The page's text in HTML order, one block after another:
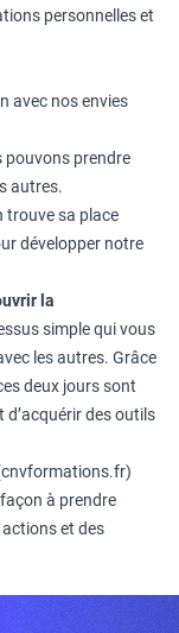
personnelles et
avec nos envies
pouvons prendre
autres.
trouve sa place
développer notre
la
simple qui vous
les autres. Grâce
deux jours sont
des outils
à prendre
et des